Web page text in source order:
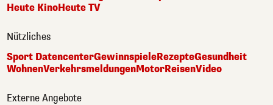
Heute KinoHeute TV
Nützliches
Sport DatencenterGewinnspieleRezepteGesundheit
WohnenVerkehrsmeldungenMotorReisenVideo
Externe Angebote